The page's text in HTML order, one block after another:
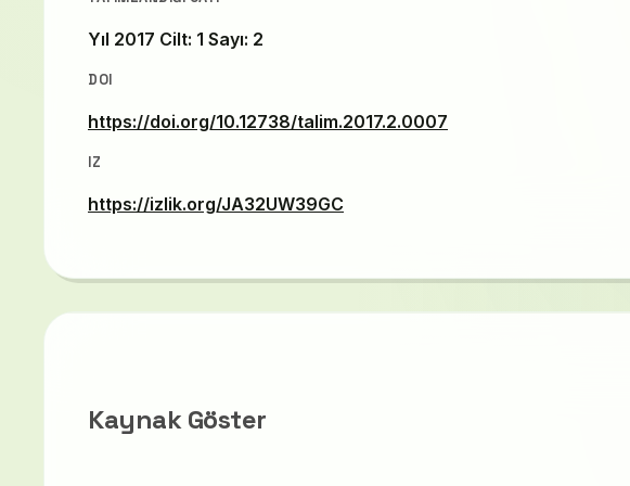
Yıl 2017 Cilt: 1 Sayı: 2
DOI
https://doi.org/10.12738/talim.2017.2.0007
IZ
https://izlik.org/JA32UW39GC
Kaynak Göster